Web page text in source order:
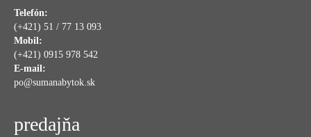
Telefón:
(+421) 51 / 77 13 093
Mobil:
(+421) 0915 978 542
E-mail:
po@sumanabytok.sk
predajňa